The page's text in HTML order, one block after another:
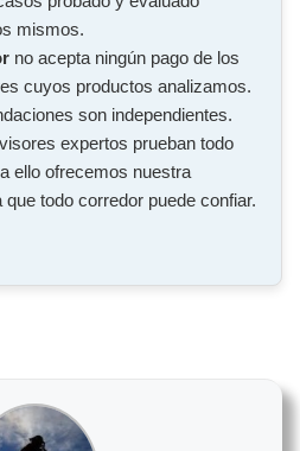
mismos.
no acepta ningún pago de los
cuyos productos analizamos.
son independientes.
expertos prueban todo
ello ofrecemos nuestra
todo corredor puede confiar.